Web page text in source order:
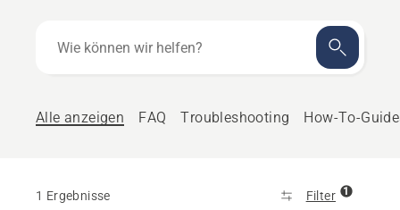
können
Alle anzeigen
FAQ Troubleshooting How-To-
1 Ergebnisse Filter 1